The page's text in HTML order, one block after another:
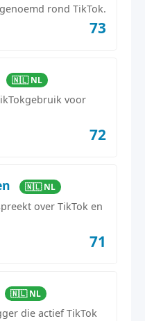
rond TikTok.
73
🇳🇱 NL
voor
72
🇳🇱 NL
over TikTok en
71
🇳🇱 NL
die actief TikTok